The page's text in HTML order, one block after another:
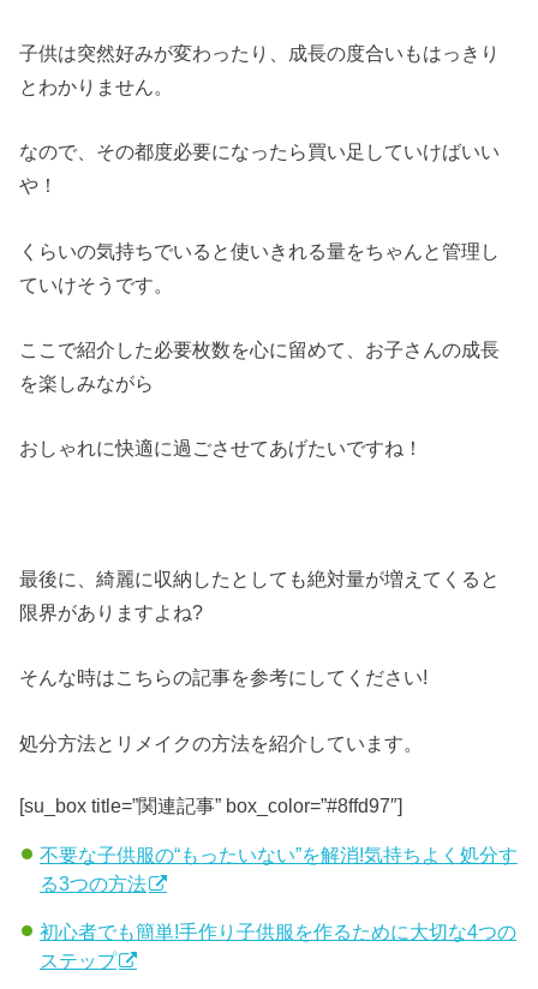
子供は突然好みが変わったり、成長の度合いもはっきり
とわかりません。
なので、その都度必要になったら買い足していけばいい
や！
くらいの気持ちでいると使いきれる量をちゃんと管理し
ていけそうです。
ここで紹介した必要枚数を心に留めて、お子さんの成長
を楽しみながら
おしゃれに快適に過ごさせてあげたいですね！
最後に、綺麗に収納したとしても絶対量が増えてくると
限界がありますよね?
そんな時はこちらの記事を参考にしてください!
処分方法とリメイクの方法を紹介しています。
[su_box title=”関連記事” box_color=”#8ffd97″]
不要な子供服の“もったいない”を解消!気持ちよく処分す
る3つの方法
初心者でも簡単!手作り子供服を作るために大切な4つの
ステップ